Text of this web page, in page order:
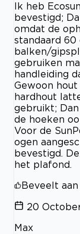
Ik heb
bevestigd;
omdat de
standaard 60
balken/
gebruiken
handleiding
Gewoon
hardhout
gebruikt;
de hoeken
Voor de
ogen
bevestigd.
het plafond.
Beveelt aan
20
Max